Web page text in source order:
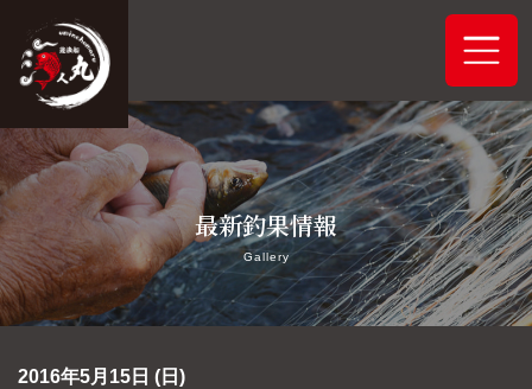
ホーム
システムご案内
最新釣果情報
最新釣果情報
Gallery
2016年5月15日 (日)